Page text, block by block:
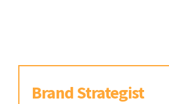
Brand Strategist